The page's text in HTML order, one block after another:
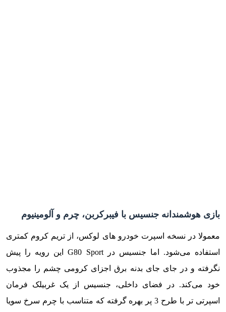
بازی هوشمندانه جنسیس با فیبرکربن، چرم و آلومینیوم
معمولا در نسخه اسپرت خودرو های لوکس، از تریم کروم کمتری
استفاده می‌شود. اما جنسیس در G80 Sport این رویه را پیش
نگرفته و در جای جای بدنه برق اجزای کرومی چشم را مجذوب
خود می‌کند. در فضای داخلی، جنسیس از یک غربیلک فرمان
اسپرتی تر با طرح 3 پر بهره گرفته که متناسب با چرم سرخ سویا